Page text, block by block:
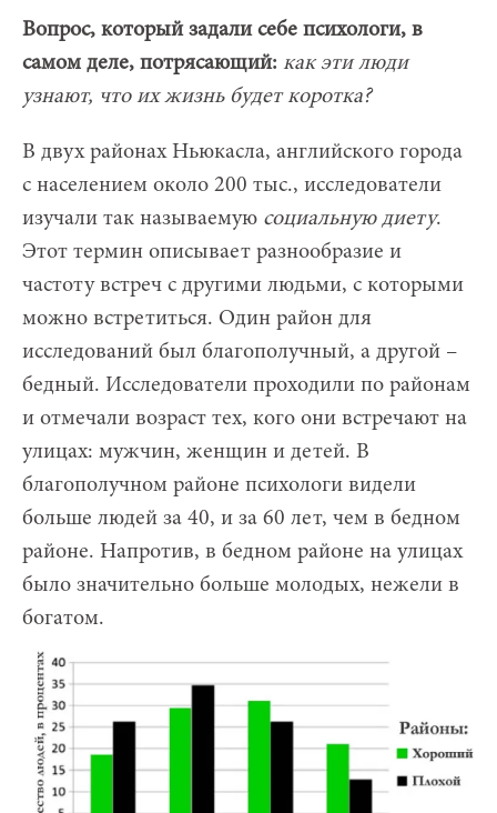
Вопрос, который задали себе психологи, в
самом деле, потрясающий: как эти люди
узнают, что их жизнь будет коротка?
В двух районах Ньюкасла, английского города
с населением около 200 тыс., исследователи
изучали так называемую социальную диету.
Этот термин описывает разнообразие и
частоту встреч с другими людьми, с которыми
можно встретиться. Один район для
исследований был благополучный, а другой –
бедный. Исследователи проходили по районам
и отмечали возраст тех, кого они встречают на
улицах: мужчин, женщин и детей. В
благополучном районе психологи видели
больше людей за 40, и за 60 лет, чем в бедном
районе. Напротив, в бедном районе на улицах
было значительно больше молодых, нежели в
богатом.